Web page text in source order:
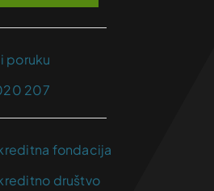
poruku
207
fondacija
društvo